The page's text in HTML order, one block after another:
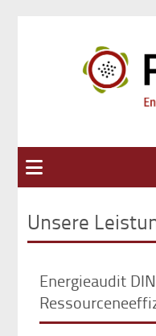
Unsere
Energieaudit